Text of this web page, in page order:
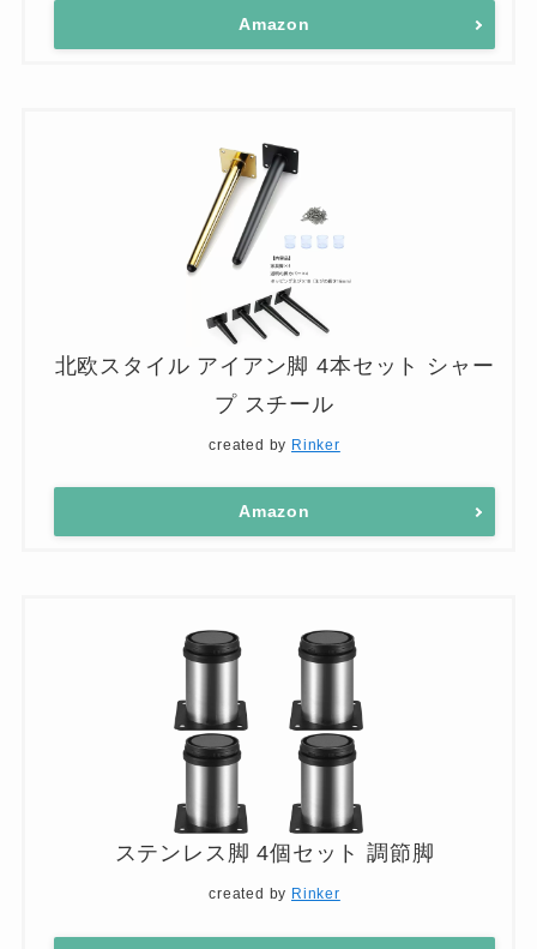
Amazon
北欧スタイル アイアン脚 4本セット シャー
プ スチール
created by Rinker
Amazon
ステンレス脚 4個セット 調節脚
created by Rinker